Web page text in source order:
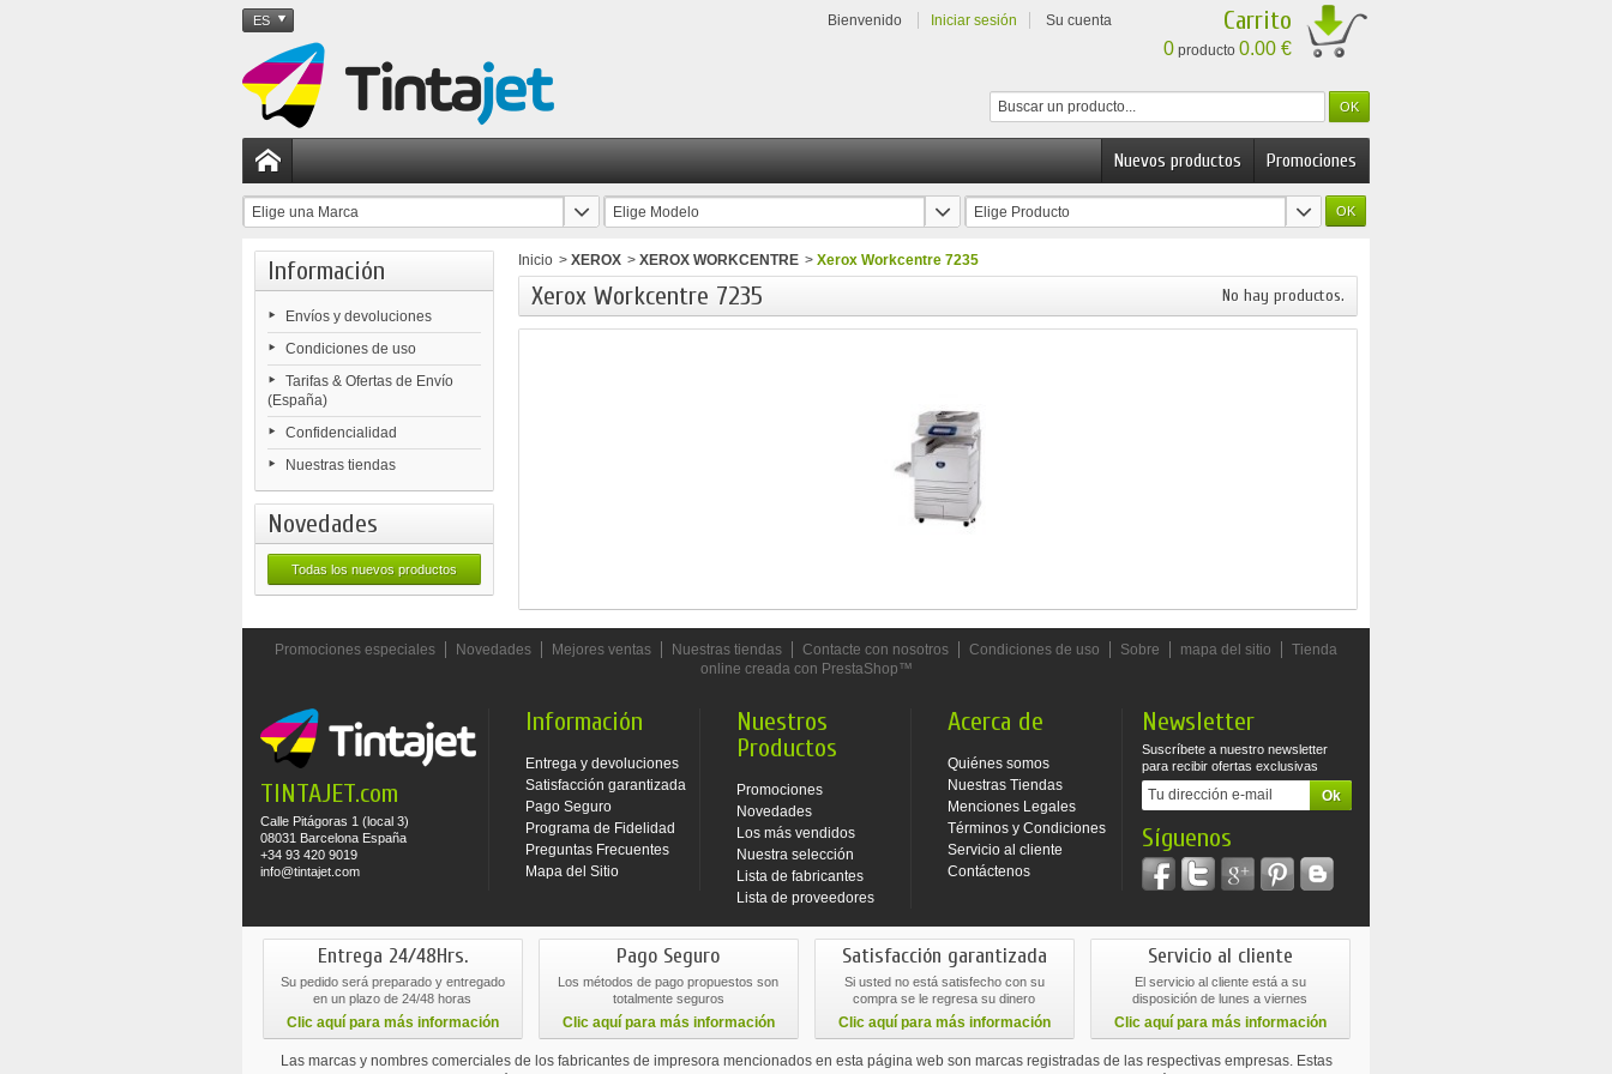
Bienvenido Iniciar sesión Su cuenta Carrito
0 producto 0.00 €
ES
Promociones
Nuevos productos
Elige una Marca Elige Modelo Elige Producto
Información
Envíos y devoluciones
Condiciones de uso
Tarifas & Ofertas de Envío
(España)
Confidencialidad
Nuestras tiendas
Novedades
Todas los nuevos productos
Inicio > XEROX > XEROX WORKCENTRE > Xerox Workcentre 7235
Xerox Workcentre 7235 No hay productos.
Promociones especiales Novedades Mejores ventas Nuestras tiendas Contacte con nosotros Condiciones de uso Sobre mapa del sitio
Tienda
online creada con PrestaShop™
TINTAJET.com
Calle Pitágoras 1 (local 3)
08031 Barcelona España
+34 93 420 9019
info@tintajet.com
Información
Entrega y devoluciones
Satisfacción garantizada
Pago Seguro
Programa de Fidelidad
Preguntas Frecuentes
Mapa del Sitio
Nuestros
Productos
Promociones
Novedades
Los más vendidos
Nuestra selección
Lista de fabricantes
Lista de proveedores
Acerca de
Quiénes somos
Nuestras Tiendas
Menciones Legales
Términos y Condiciones
Servicio al cliente
Contáctenos
Newsletter
Suscríbete a nuestro newsletter
para recibir ofertas exclusivas
Síguenos
Entrega 24/48Hrs.
Su pedido será preparado y entregado
en un plazo de 24/48 horas
Clic aquí para más información
Pago Seguro
Los métodos de pago propuestos son
totalmente seguros
Clic aquí para más información
Satisfacción garantizada
Si usted no está satisfecho con su
compra se le regresa su dinero
Clic aquí para más información
Servicio al cliente
El servicio al cliente está a su
disposición de lunes a viernes
Clic aquí para más información
Las marcas y nombres comerciales de los fabricantes de impresora mencionados en esta página web son marcas registradas de las respectivas empresas. Estas